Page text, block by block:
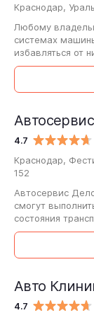
Краснодар,
Любому
системах
избавляться от
выполнять
4.7
Краснодар,
152
Автосервис
смогут
состояния
подвески,
4.7
Авто